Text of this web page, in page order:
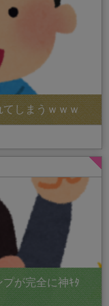
しまうｗｗｗ
が完全に神ｷﾀ